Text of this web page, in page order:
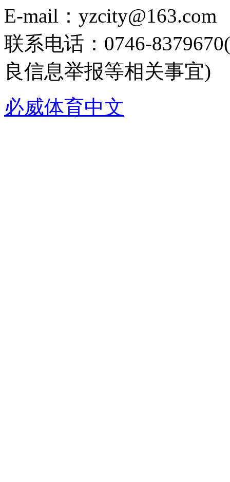
E-mail：yzcity@163.com
联系电话：0746-
良信息举报等相关事宜)
必威体育中文